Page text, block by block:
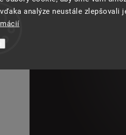
analýze neustále zlepšovali